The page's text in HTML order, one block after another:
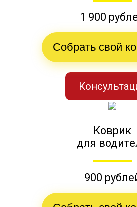
1 900
Собрать свой
Коврик
для
900